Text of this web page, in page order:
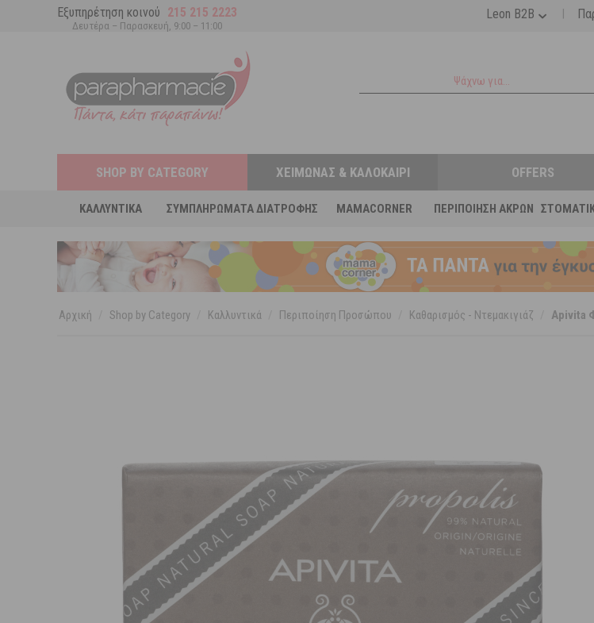
Εξυπηρέτηση κοινού 215 215 2223
Δευτέρα – Παρασκευή, 9:00 – 11:00
Leon B2B |
SHOP BY CATEGORY
ΚΑΛΛΥΝΤΙΚΆ ΣΥΜΠΛΗΡΏΜΑΤΑ ΔΙΑΤΡΟΦΉΣ MAMACORNER ΠΕΡΙΠΟΊΗΣΗ ΆΚΡΩΝ
ΧΕΙΜΏΝΑΣ & ΚΑΛΟΚΑΊΡΙ OFFERS
Αρχική Shop by Category Καλλυντικά Περιποίηση Προσώπου Καθαρισμός - Ντεμακιγιάζ Apivita